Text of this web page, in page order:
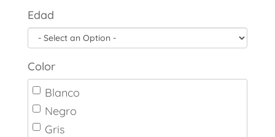
Edad
Color
Blanco
Negro
Gris